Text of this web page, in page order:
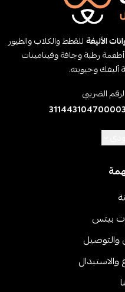
الأليفةللقطط والكلاب والطيور
رطبة وجافة وفيتامينات
وحيويته.
الرقم الضريبي
311443104700003
بيتس